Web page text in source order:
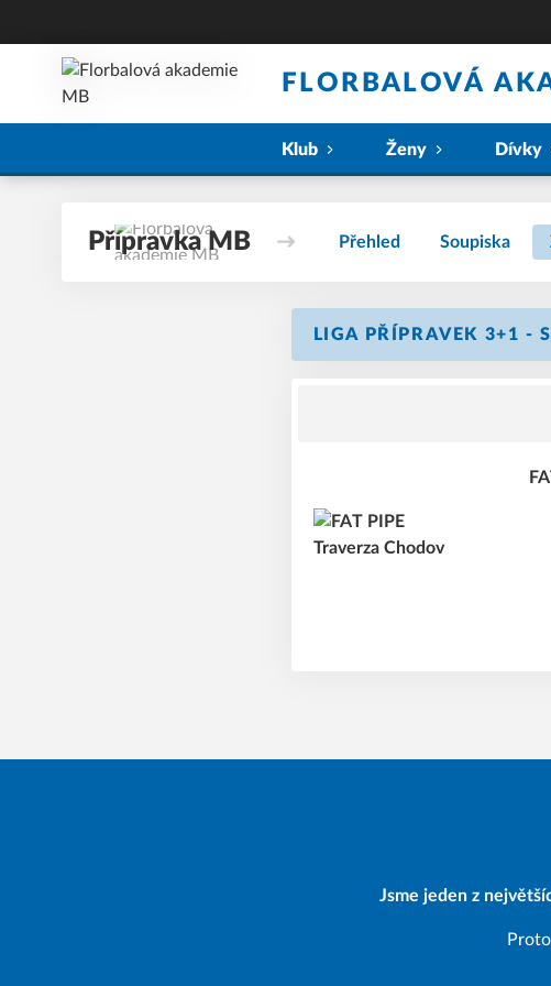
FLORBALOVÁ
Klub Ženy Dívky
Přípravka MB Přehled Soupiska
LIGA PŘÍPRAVEK 3+1 -
Jsme jeden z